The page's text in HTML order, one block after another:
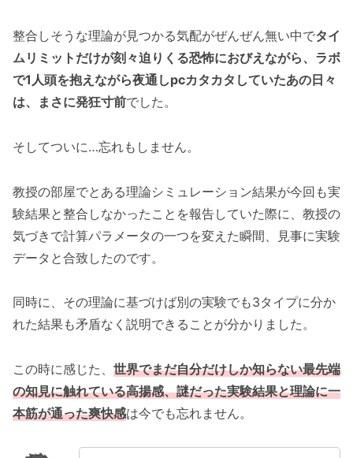
整合しそうな理論が見つかる気配がぜんぜん無い中でタイ
ムリミットだけが刻々迫りくる恐怖におびえながら、ラボ
で1人頭を抱えながら夜通しpcカタカタしていたあの日々
は、まさに発狂寸前でした。
そしてついに…忘れもしません。
教授の部屋でとある理論シミュレーション結果が今回も実
験結果と整合しなかったことを報告していた際に、教授の
気づきで計算パラメータの一つを変えた瞬間、見事に実験
データと合致したのです。
同時に、その理論に基づけば別の実験でも3タイプに分か
れた結果も矛盾なく説明できることが分かりました。
この時に感じた、 世界でまだ自分だけしか知らない最先端
の知見に触れている高揚感、謎だった実験結果と理論に一
本筋が通った爽快感は今でも忘れません。